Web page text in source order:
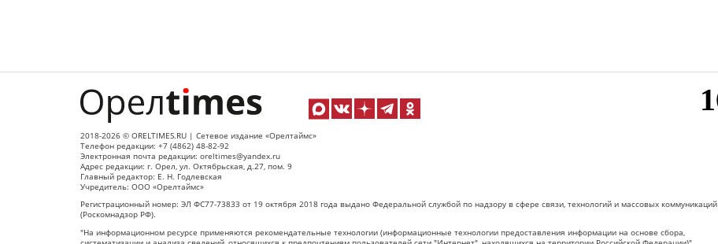
2018-2026 © ORELTIMES.RU | Сетевое издание «Орелтаймс»
Телефон редакции: +7 (4862) 48-82-92
Электронная почта редакции: oreltimes@yandex.ru
Адрес редакции: г. Орел, ул. Октябрьская, д.27, пом. 9
Главный редактор: Е. Н. Годлевская
Учредитель: ООО «Орелтаймс»
Регистрационный номер: ЭЛ ФС77-73833 от 19 октября 2018 года выдано Федеральной службой по надзору в сфере связи, технологий и массовых коммуникаций
(Роскомнадзор РФ).
"На информационном ресурсе применяются рекомендательные технологии (информационные технологии предоставления информации на основе сбора,